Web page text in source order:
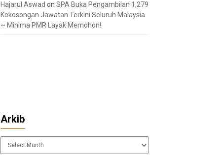
Hajarul Aswad on SPA Buka Pengambilan 1,279
Kekosongan Jawatan Terkini Seluruh Malaysia
~ Minima PMR Layak Memohon!
Arkib
Arkib